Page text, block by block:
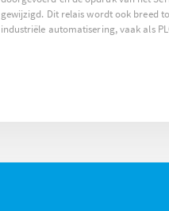
gewijzigd. Dit relais wordt ook breed
industriële automatisering, vaak als